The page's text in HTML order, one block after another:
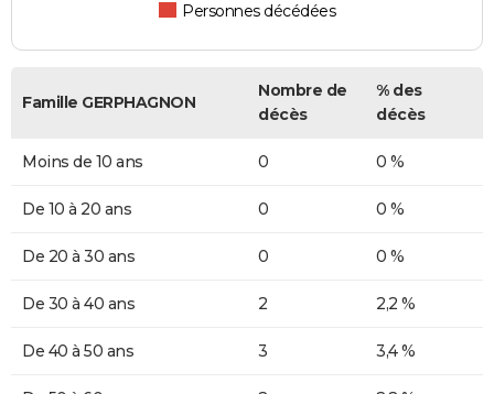
Personnes décédées
Famille GERPHAGNON
Nombre de
décès
% des
décès
Moins de 10 ans 0 0 %
De 10 à 20 ans 0 0 %
De 20 à 30 ans 0 0 %
De 30 à 40 ans 2 2,2 %
De 40 à 50 ans 3 3,4 %